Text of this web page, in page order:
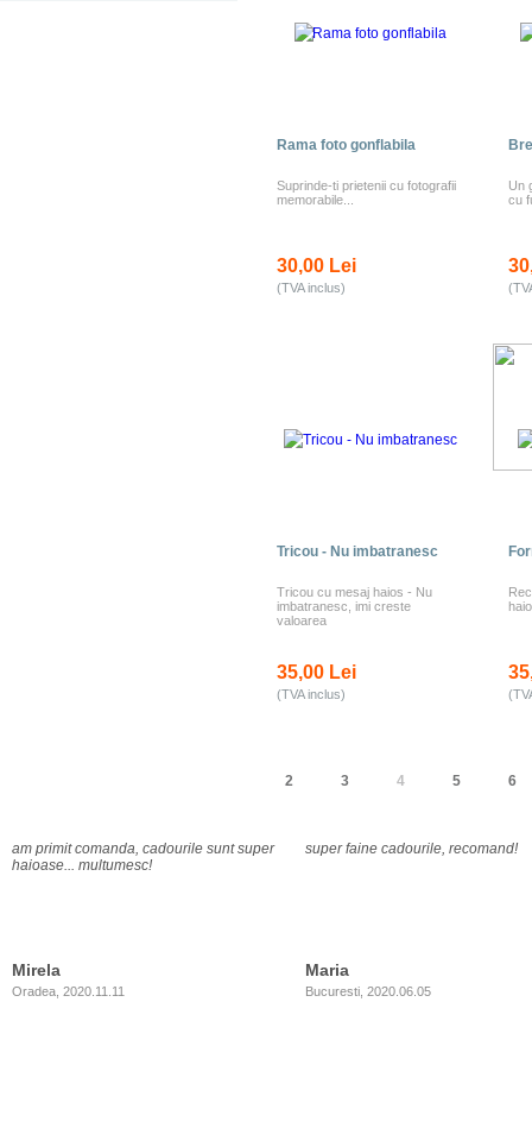
Rama foto gonflabila
Suprinde-ti prietenii cu fotografii
memorabile...
30,00 Lei
(TVA inclus)
Un
cu
Tricou - Nu imbatranesc
Tricou cu mesaj haios - Nu
imbatranesc, imi creste
valoarea
35,00 Lei
(TVA inclus)
2 3 4 5 6
am primit comanda, cadourile sunt super
haioase... multumesc!
Mirela
Oradea, 2020.11.11
super faine cadourile, recomand!
Maria
Bucuresti, 2020.06.05